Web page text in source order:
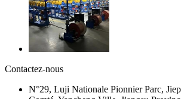
Contactez-nous
N°29, Luji Nationale Pionnier Parc,